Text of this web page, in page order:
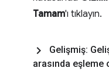
Tamam'ı tıklayın.
Gelişmiş:
arasında eşleme